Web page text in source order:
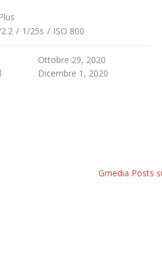
/ 1/25s / ISO 800
Ottobre 29, 2020
Dicembre 1, 2020
Gmedia Posts